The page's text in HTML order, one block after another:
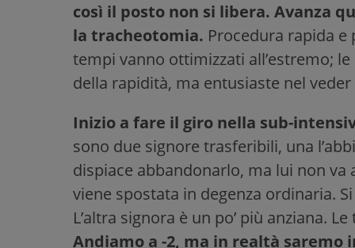
così il posto non si libera. Avanza
la tracheotomia. Procedura rapida e
tempi vanno ottimizzati all’estremo;
della rapidità, ma entusiaste nel
Inizio a fare il giro nella sub-
sono due signore trasferibili, una
dispiace abbandonarlo, ma lui non
viene spostata in degenza ordinaria.
L’altra signora è un po’ più anziana.
Andiamo a -2, ma in realtà saremo